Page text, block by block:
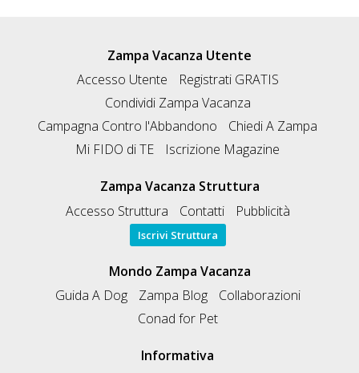
Zampa Vacanza Utente
Accesso Utente
Registrati GRATIS
Condividi Zampa Vacanza
Campagna Contro l'Abbandono
Chiedi A Zampa
Mi FIDO di TE
Iscrizione Magazine
Zampa Vacanza Struttura
Accesso Struttura
Contatti Pubblicità
Iscrivi Struttura
Mondo Zampa Vacanza
Guida A Dog
Zampa Blog
Collaborazioni
Conad for Pet
Informativa